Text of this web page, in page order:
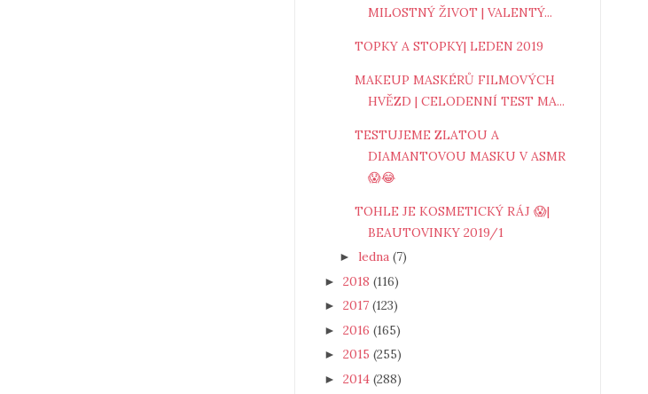
MILOSTNÝ ŽIVOT | VALENTÝ...
TOPKY A STOPKY| LEDEN 2019
MAKEUP MASKÉRŮ FILMOVÝCH
HVĚZD | CELODENNÍ TEST MA...
TESTUJEME ZLATOU A
DIAMANTOVOU MASKU V ASMR
😱😂
TOHLE JE KOSMETICKÝ RÁJ 😱|
BEAUTOVINKY 2019/1
► ledna (7)
► 2018 (116)
► 2017 (123)
► 2016 (165)
► 2015 (255)
► 2014 (288)